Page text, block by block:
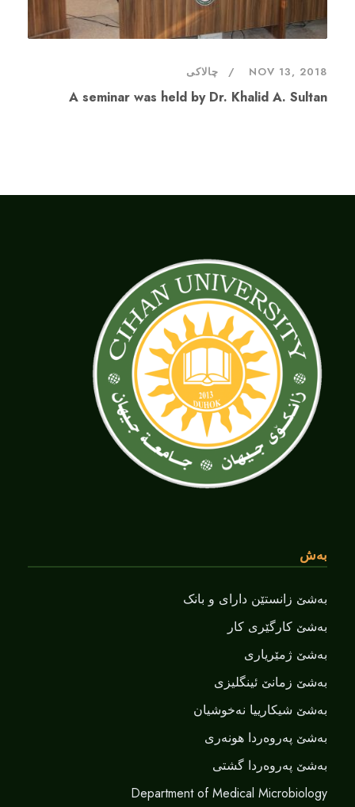
NOV 13, 2018 چالاکی
A seminar was held by Dr. Khalid A. Sultan
بەش
بەشێ زانستێن دارای و بانک
بەشێ کارگێری کار
بەشێ ژمێریاری
بەشێ زمانێ ‌‌ئینگلیزی
بەشێ شیکارییا نەخوشیان
بەشێ پەروەردا هونەری
بەشێ پەروەردا گشتی
Department of Medical Microbiology